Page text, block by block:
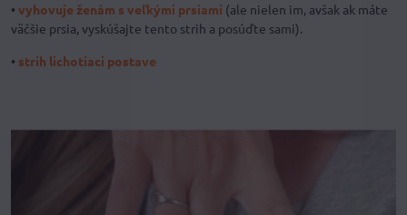
• vyhovuje ženám s veľkými prsiami (ale nielen im, avšak ak máte
väčšie prsia, vyskúšajte tento strih a posúďte sami).
• strih lichotiaci postave